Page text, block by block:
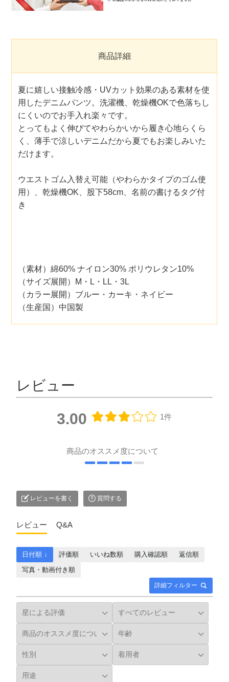
商品詳細
夏に嬉しい接触冷感・UVカット効果のある素材を使
用したデニムパンツ。洗濯機、乾燥機OKで色落ちし
にくいのでお手入れ楽々です。
とってもよく伸びてやわらかいから履き心地らくら
く、薄手で涼しいデニムだから夏でもお楽しみいた
だけます。
ウエストゴム入替え可能（やわらかタイプのゴム使
用）、乾燥機OK、股下58cm、名前の書けるタグ付
き
（素材）綿60% ナイロン30% ポリウレタン10%
（サイズ展開）M・L・LL・3L
（カラー展開）ブルー・カーキ・ネイビー
（生産国）中国製
レビュー
3.00 1件
商品のオススメ度について
レビューを書く 質問する
レビュー Q&A
詳細フィルター
日付順 ↓ 評価順 いいね数順 購入確認順
返信順
写真・動画付き順